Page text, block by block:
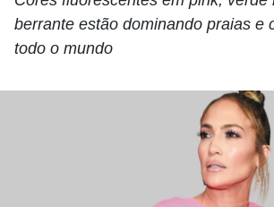
berrante estão dominando praias e
todo o mundo